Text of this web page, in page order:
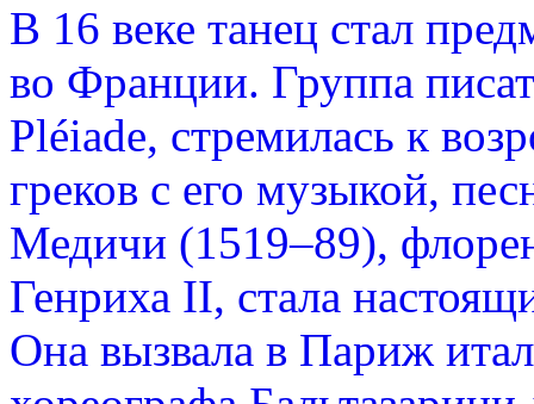
В 16 веке танец стал
во Франции. Группа
Pléiade, стремилась к
греков с его музыкой,
Медичи (1519–89),
Генриха II, стала
Она вызвала в Париж